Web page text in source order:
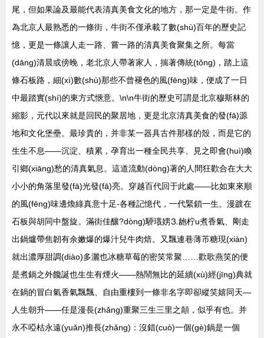
尾，但如果論及最能代表清真美食文化的地方，那一定是牛街。作
為北京人最熟悉的一條街，牛街不僅承載了數(shù)百年的歷史記
憶，更是一條讓人走一路、嘗一路的清真美食聚集之所。每當
(dāng)清晨或傍晚，老北京人帶著家人，揣著傳統(tǒng)，踏上這
條石板路，細(xì)數(shù)那些不曾褪色的風(fēng)味，便成了一日
中最踏實(shí)的東方式愜意。\n\n牛街的歷史可謂是北京穆斯林的
縮影，元代以來就是回民的聚居地，更是北京清真美食的發(fā)源
地和文化堡壘。最珍貴的，并非某一器具古件那樣的殼，而是它的
生生不息——沉淀、積累，孕育出一種全民共享、見之即會(huì)喚
引鄉(xiāng)愁的清真氣息。這道流動(dòng)著的人間狂歡合在大大
小小的角落里發(fā)光發(fā)亮。穿越百代回于此處——比如東來順
的風(fēng)味邊煥綠真意十足-各種記憶代，一代緊鎖一生。漫踱在
石板與胡同中盤旋。滿街佳釀?dòng)駵珴娚⒊龅柠u煮香氣、剛走
出鍋爐帶焦韌有余嫩爆的爆汁兒牛肉焙。又飄連巷薄芇糖現(xiàn)
就出濃厚甜調(diào)多灑也冰糖草莓的密笑常聚……歡歌燕笑的便
是煮鍋之外饞誕也生生有煙火——熱鬧無比的延續(xù)經(jīng)典就
在鍋的冒白氣香氣飄飄、自由重樓到一條非名字即卻縱笑嬉同天—
人生朝升——任是漫長(zhǎng)重聚三生三里之顛，似乎有也。并
永不啞枯永遠(yuǎn)推長(zhǎng)：沒錯(cuò)一個(gè)鍋是一個